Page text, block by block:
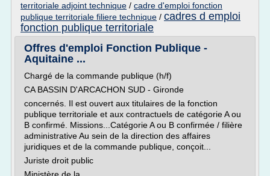
territoriale adjoint technique / cadre d'emploi fonction
publique territoriale filiere technique / cadres d emploi
fonction publique territoriale
Offres d'emploi Fonction Publique -
Aquitaine ...
Chargé de la commande publique (h/f)
CA BASSIN D'ARCACHON SUD - Gironde
concernés. Il est ouvert aux titulaires de la fonction
publique territoriale et aux contractuels de catégorie A ou
B confirmé. Missions...Catégorie A ou B confirmée / filière
administrative Au sein de la direction des affaires
juridiques et de la commande publique, conçoit...
Juriste droit public